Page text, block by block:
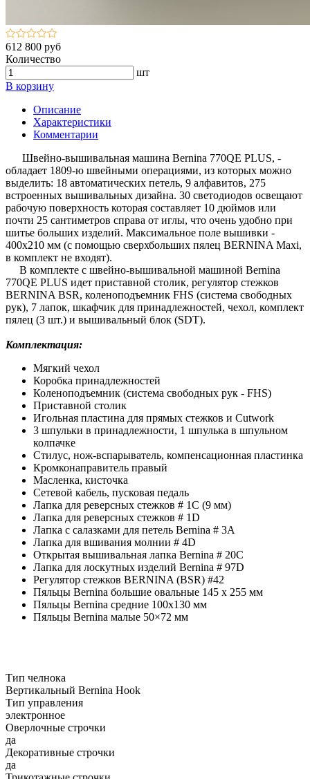
612 800 руб
Количество
шт
В корзину
Описание
Характеристики
Комментарии
Швейно-вышивальная машина Bernina 770QE PLUS, -
обладает 1809-ю швейными операциями, из которых можно
выделить: 18 автоматических петель, 9 алфавитов, 275
встроенных вышивальных дизайна. 30 светодиодов освещают
рабочую поверхность которая составляет 10 дюймов или
почти 25 сантиметров справа от иглы, что очень удобно при
шитье больших изделий. Максимальное поле вышивки -
400х210 мм (с помощью сверхбольших пялец BERNINA Maxi,
в комплект не входят).
В комплекте с швейно-вышивальной машиной Bernina
770QE PLUS идет приставной столик, регулятор стежков
BERNINA BSR, коленоподъемник FHS (система свободных
рук), 7 лапок, шкафчик для принадлежностей, чехол, комплект
пялец (3 шт.) и вышивальный блок (SDT).
Комплектация:
Мягкий чехол
Коробка принадлежностей
Коленоподъемник (система свободных рук - FHS)
Приставной столик
Игольная пластина для прямых стежков и Cutwork
3 шпульки в принадлежности, 1 шпулька в шпульном
колпачке
Стилус, нож-вспарыватель, компенсационная пластинка
Кромконаправитель правый
Масленка, кисточка
Сетевой кабель, пусковая педаль
Лапка для реверсных стежков # 1C (9 мм)
Лапка для реверсных стежков # 1D
Лапка с салазками для петель Bernina # 3A
Лапка для вшивания молнии # 4D
Открытая вышивальная лапка Bernina # 20C
Лапка для лоскутных изделий Bernina # 97D
Регулятор стежков BERNINA (BSR) #42
Пяльцы Bernina большие овальные 145 х 255 мм
Пяльцы Bernina средние 100х130 мм
Пяльцы Bernina малые 50×72 мм
Тип челнока
Вертикальный Bernina Hook
Тип управления
электронное
Оверлочные строчки
да
Декоративные строчки
да